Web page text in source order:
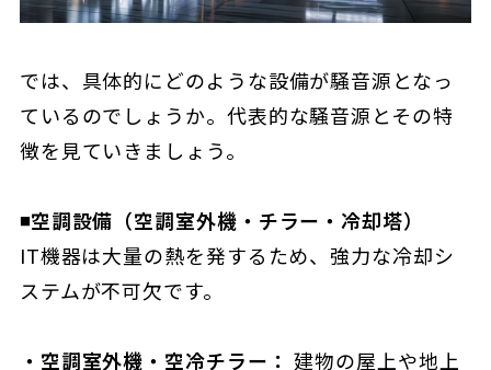
では、具体的にどのような設備が騒音源となっ
ているのでしょうか。代表的な騒音源とその特
徴を見ていきましょう。
◾️空調設備（空調室外機・チラー・冷却塔）
IT機器は大量の熱を発するため、強力な冷却シ
ステムが不可欠です。
・空調室外機・空冷チラー： 建物の屋上や地上